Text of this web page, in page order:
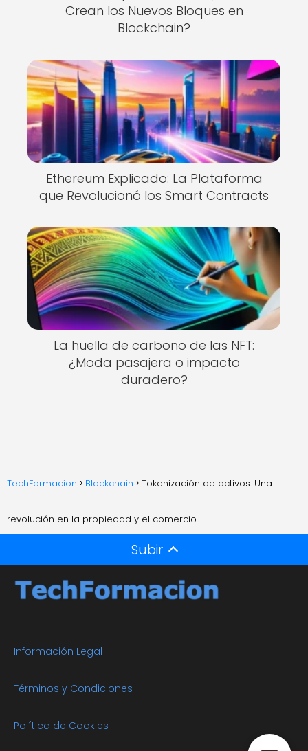
Crean los Nuevos Bloques en
Blockchain?
Ethereum Explicado: La Plataforma
que Revolucionó los Smart Contracts
La huella de carbono de las NFT:
¿Moda pasajera o impacto
duradero?
TechFormacion Blockchain Tokenización de activos: Una
revolución en la propiedad y el comercio
Subir
Información Legal
Términos y Condiciones
Política de Cookies